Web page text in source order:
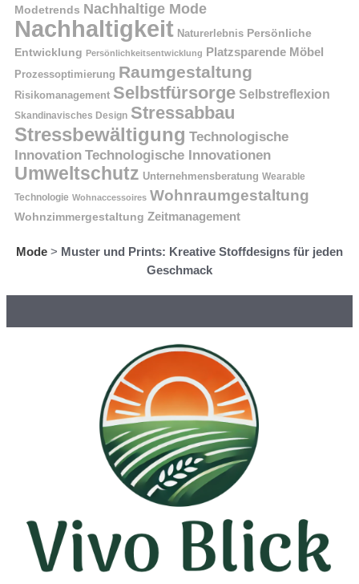
Modetrends Nachhaltige Mode
Nachhaltigkeit Naturerlebnis Persönliche
Entwicklung Persönlichkeitsentwicklung Platzsparende Möbel
Prozessoptimierung Raumgestaltung
Risikomanagement Selbstfürsorge Selbstreflexion
Skandinavisches Design Stressabbau
Stressbewältigung Technologische
Innovation Technologische Innovationen
Umweltschutz Unternehmensberatung Wearable
Technologie Wohnaccessoires Wohnraumgestaltung
Wohnzimmergestaltung Zeitmanagement
Mode > Muster und Prints: Kreative Stoffdesigns für jeden
Geschmack